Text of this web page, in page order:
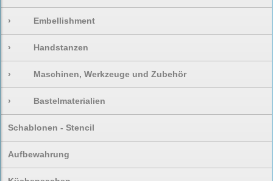
› Embellishment
› Handstanzen
› Maschinen, Werkzeuge und Zubehör
› Bastelmaterialien
Schablonen - Stencil
Aufbewahrung